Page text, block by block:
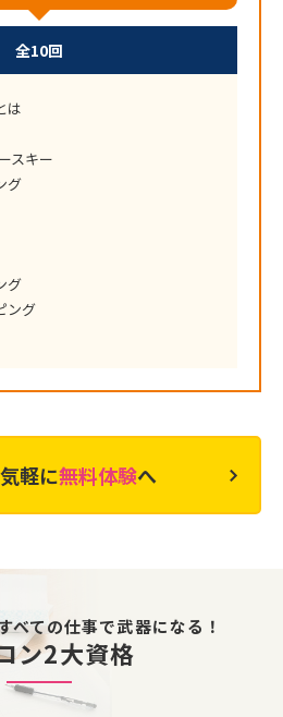
全10回
は
スキー
グ
グ
ング
軽に無料体験へ
べての仕事で武器になる！
ン2大資格